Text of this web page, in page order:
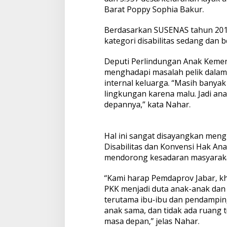
Barat Poppy Sophia Bakur.
Berdasarkan SUSENAS tahun
kategori disabilitas sedang dan
Deputi Perlindungan Anak
menghadapi masalah pelik
internal keluarga. “Masih
lingkungan karena malu. Jadi
depannya,” kata Nahar.
Hal ini sangat disayangkan
Disabilitas dan Konvensi Hak
mendorong kesadaran
“Kami harap Pemdaprov Jabar,
PKK menjadi duta anak-anak
terutama ibu-ibu dan
anak sama, dan tidak ada
masa depan,” jelas Nahar.